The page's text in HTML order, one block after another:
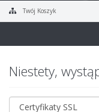
Twój Koszyk
Niestety,